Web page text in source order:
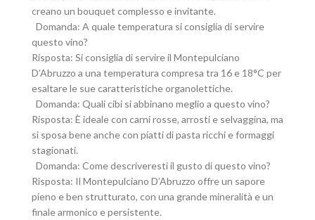
creano un bouquet complesso e invitante.
Domanda: A quale temperatura si consiglia di servire
questo vino?
Risposta: Si consiglia di servire il Montepulciano
D’Abruzzo a una temperatura compresa tra 16 e 18°C per
esaltare le sue caratteristiche organolettiche.
Domanda: Quali cibi si abbinano meglio a questo vino?
Risposta: È ideale con carni rosse, arrosti e selvaggina, ma
si sposa bene anche con piatti di pasta ricchi e formaggi
stagionati.
Domanda: Come descriveresti il gusto di questo vino?
Risposta: Il Montepulciano D’Abruzzo offre un sapore
pieno e ben strutturato, con una grande mineralità e un
finale armonico e persistente.